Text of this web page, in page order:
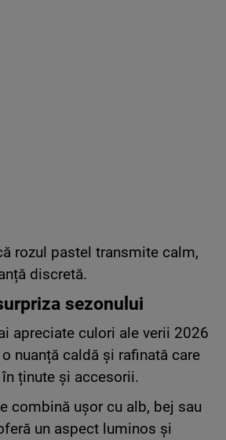
rozul pastel transmite calm,
discretă.
sezonului
apreciate culori ale verii 2026
nuanță caldă și rafinată care
ținute și accesorii.
combină ușor cu alb, bej sau
un aspect luminos și